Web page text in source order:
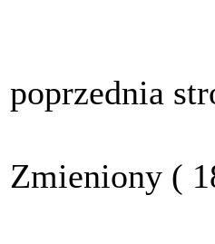
poprzednia
Zmieniony (